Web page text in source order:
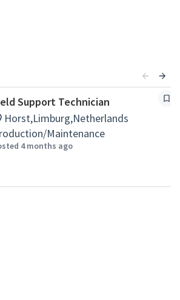
Support Technician
Horst,Limburg,Netherlands
Maintenance
4 months ago